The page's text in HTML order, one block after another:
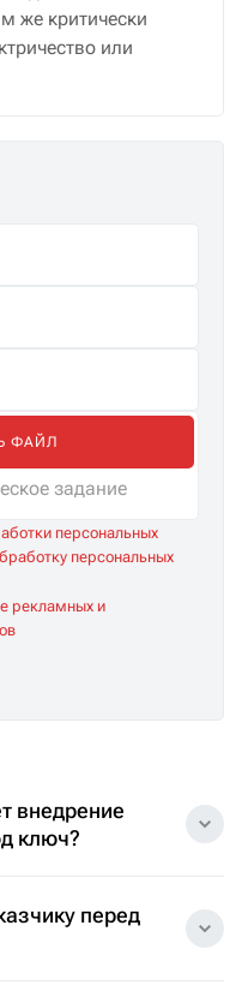
же критически
или
ФАЙЛ
задание
персональных
персональных
рекламных и
внедрение
ключ?
перед